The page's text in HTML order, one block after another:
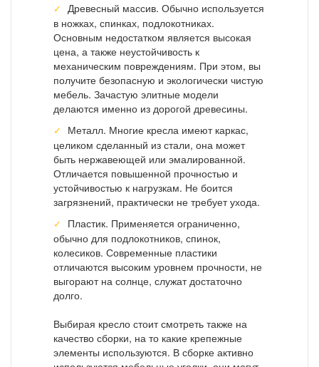
Древесный массив. Обычно используется
в ножках, спинках, подлокотниках.
Основным недостатком является высокая
цена, а также неустойчивость к
механическим повреждениям. При этом, вы
получите безопасную и экологически чистую
мебель. Зачастую элитные модели
делаются именно из дорогой древесины.
Металл. Многие кресла имеют каркас,
целиком сделанный из стали, она может
быть нержавеющей или эмалированной.
Отличается повышенной прочностью и
устойчивостью к нагрузкам. Не боится
загрязнений, практически не требует ухода.
Пластик. Применяется ограниченно,
обычно для подлокотников, спинок,
колесиков. Современные пластики
отличаются высоким уровнем прочности, не
выгорают на солнце, служат достаточно
долго.
Выбирая кресло стоит смотреть также на
качество сборки, на то какие крепежные
элементы используются. В сборке активно